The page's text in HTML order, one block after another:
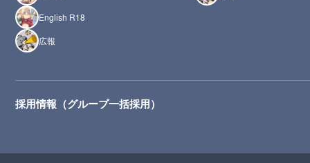
English R18
広報
採用情報（グループ一括採用）